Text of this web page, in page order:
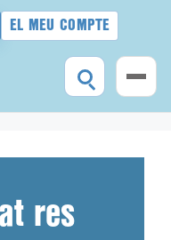
EL MEU COMPTE
res